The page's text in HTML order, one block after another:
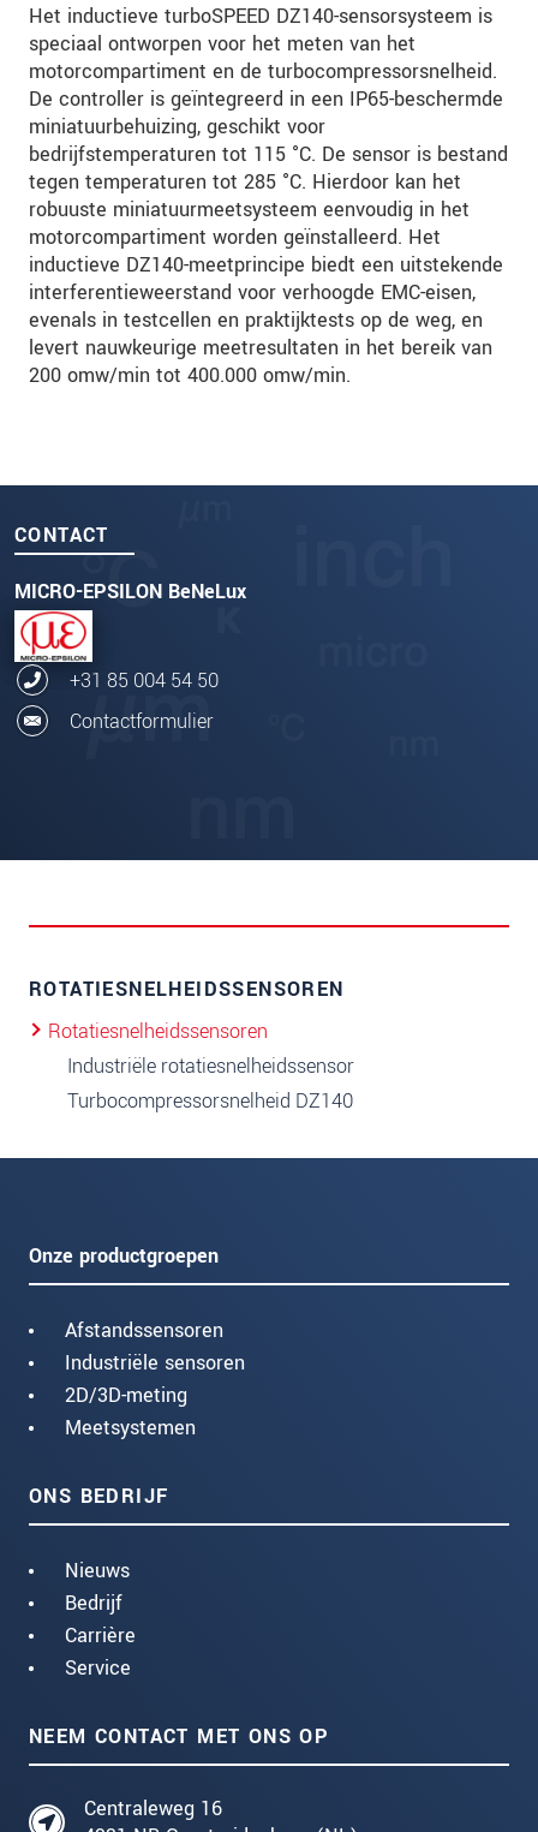
Het inductieve turboSPEED DZ140-sensorsysteem is
speciaal ontworpen voor het meten van het
motorcompartiment en de turbocompressorsnelheid.
De controller is geïntegreerd in een IP65-beschermde
miniatuurbehuizing, geschikt voor
bedrijfstemperaturen tot 115 °C. De sensor is bestand
tegen temperaturen tot 285 °C. Hierdoor kan het
robuuste miniatuurmeetsysteem eenvoudig in het
motorcompartiment worden geïnstalleerd. Het
inductieve DZ140-meetprincipe biedt een uitstekende
interferentieweerstand voor verhoogde EMC-eisen,
evenals in testcellen en praktijktests op de weg, en
levert nauwkeurige meetresultaten in het bereik van
200 omw/min tot 400.000 omw/min.
CONTACT
MICRO-EPSILON BeNeLux
+31 85 004 54 50
Contactformulier
ROTATIESNELHEIDSSENSOREN
Rotatiesnelheidssensoren
Industriële rotatiesnelheidssensor
Turbocompressorsnelheid DZ140
Onze productgroepen
Afstandssensoren
Industriële sensoren
2D/3D-meting
Meetsystemen
ONS BEDRIJF
Nieuws
Bedrijf
Carrière
Service
NEEM CONTACT MET ONS OP
Centraleweg 16